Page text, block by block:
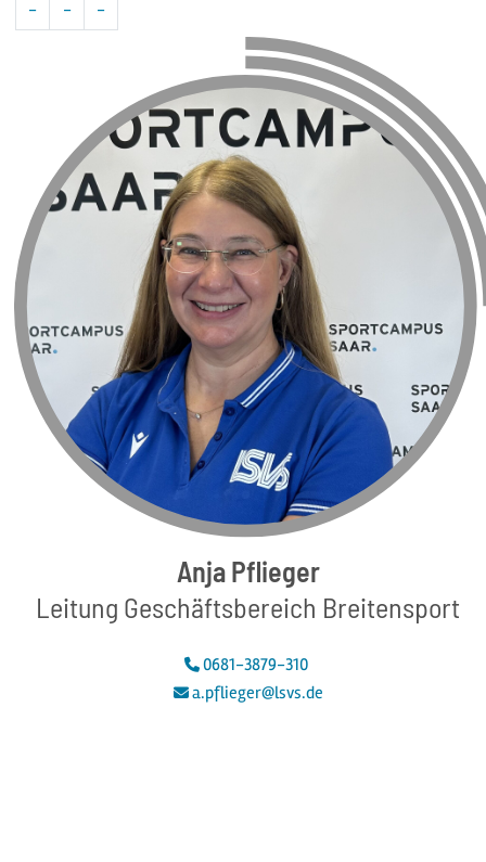
-
- -
AnjaPflieger
Leitung Geschäftsbereich Breitensport
0681-3879-310
a.pflieger@lsvs.de